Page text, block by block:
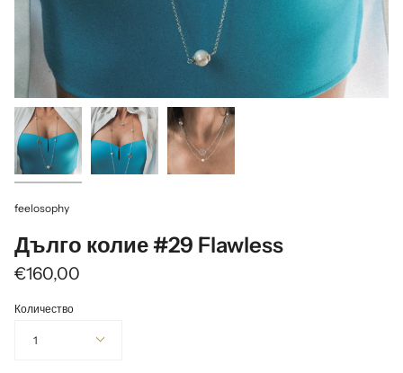
feelosophy
Дълго колие #29 Flawless
€160,00
Количество
1